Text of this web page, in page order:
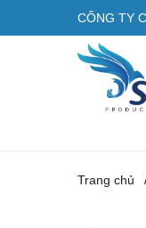
CÔNG TY
Trang chủ